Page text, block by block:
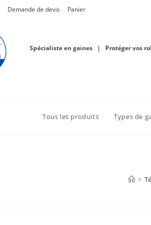
Demande de devis Panier
Spécialiste en gaines | Protéger vos
Tous les produits Types de
>